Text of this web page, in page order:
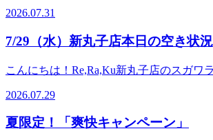
腕や脚に付けることも可能です。 冷たい
状況のお知らせです☆11：20～14：0015：
～19：30の時間帯でご案内できます♪細か
あれば、お電話にてお問合せください☆
＿＿＿＿＿＿＿＿＿＿＿＿＿＿＿＿＿＿
子店住所 神奈川県川崎市中原区新丸子町
足を感じている時は血液の巡りを良くす
(*^^)vしっかり湯船に浸かる、適度な運動
るようにしましょう！疲労があり自分の
ィケアはお疲れの箇所を中心に肩甲骨に
身ほぐしていきます。30分は1箇所、60分
箇所をメインにほぐすことが出来ます。
60分以上のコースがオススメです！皆様
待ちしております♪ ☆本日7/31(金)の空き
2026.07.31
7/29（水）新丸子店本日の空き状況
こんにちは！Re,Ra,Ku新丸子店のスガワ
けたいです。屋内と外での温度差が激し
て身体の疲れがとれにくくなってしまい
えられるように適度な運動やストレッチ
2026.07.29
夏限定！「爽快キャンペーン」